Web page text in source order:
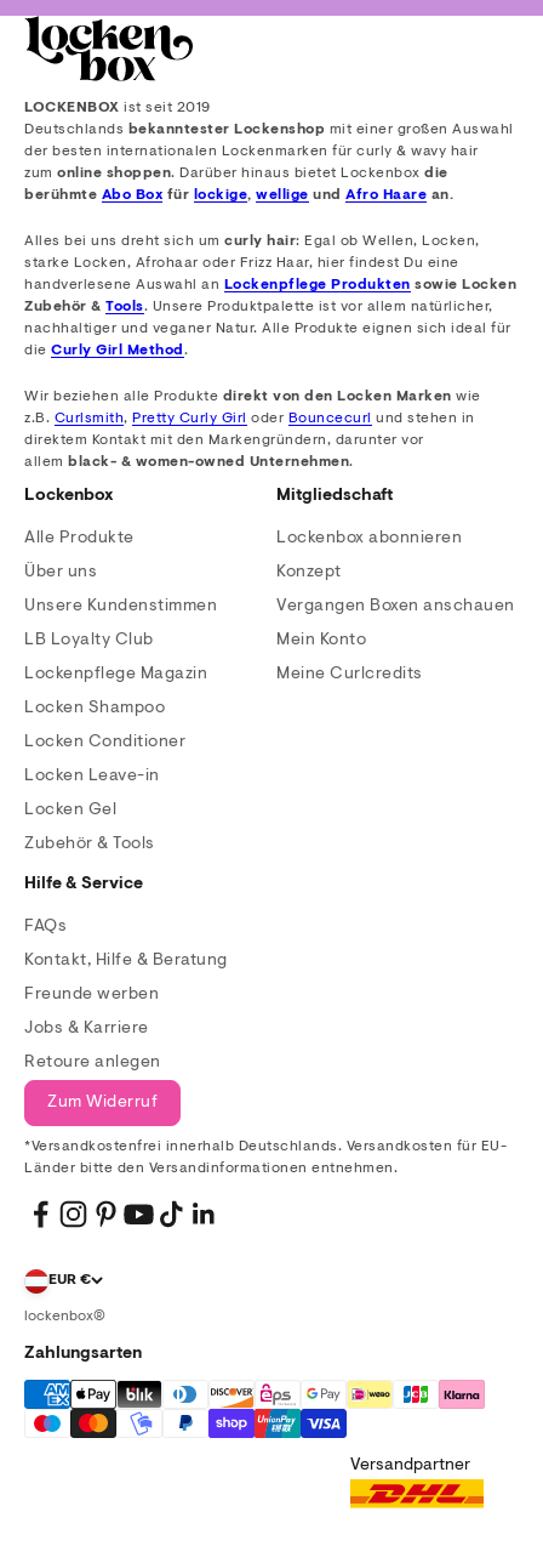
LOCKENBOX ist seit 2019
Deutschlands bekanntester Lockenshop mit einer großen Auswahl
der besten internationalen Lockenmarken für curly & wavy hair
zum online shoppen. Darüber hinaus bietet Lockenbox die
berühmte Abo Box für lockige, wellige und Afro Haare an.
Alles bei uns dreht sich um curly hair: Egal ob Wellen, Locken,
starke Locken, Afrohaar oder Frizz Haar, hier findest Du eine
handverlesene Auswahl an Lockenpflege Produkten sowie Locken
Zubehör & Tools. Unsere Produktpalette ist vor allem natürlicher,
nachhaltiger und veganer Natur. Alle Produkte eignen sich ideal für
die Curly Girl Method .
Wir beziehen alle Produkte direkt von den Locken Marken wie
z.B. Curlsmith, Pretty Curly Girl oder Bouncecurl und stehen in
direktem Kontakt mit den Markengründern, darunter vor
allem black- & women-owned Unternehmen.
Lockenbox
Alle Produkte
Über uns
Unsere Kundenstimmen
LB Loyalty Club
Lockenpflege Magazin
Locken Shampoo
Locken Conditioner
Locken Leave-in
Locken Gel
Zubehör & Tools
Mitgliedschaft
Lockenbox abonnieren
Konzept
Vergangen Boxen anschauen
Mein Konto
Meine Curlcredits
Hilfe & Service
FAQs
Kontakt, Hilfe & Beratung
Freunde werben
Jobs & Karriere
Retoure anlegen
Zum Widerruf
*Versandkostenfrei innerhalb Deutschlands. Versandkosten für EU-
Länder bitte den Versandinformationen entnehmen.
EUR €
lockenbox®
Zahlungsarten
Versandpartner